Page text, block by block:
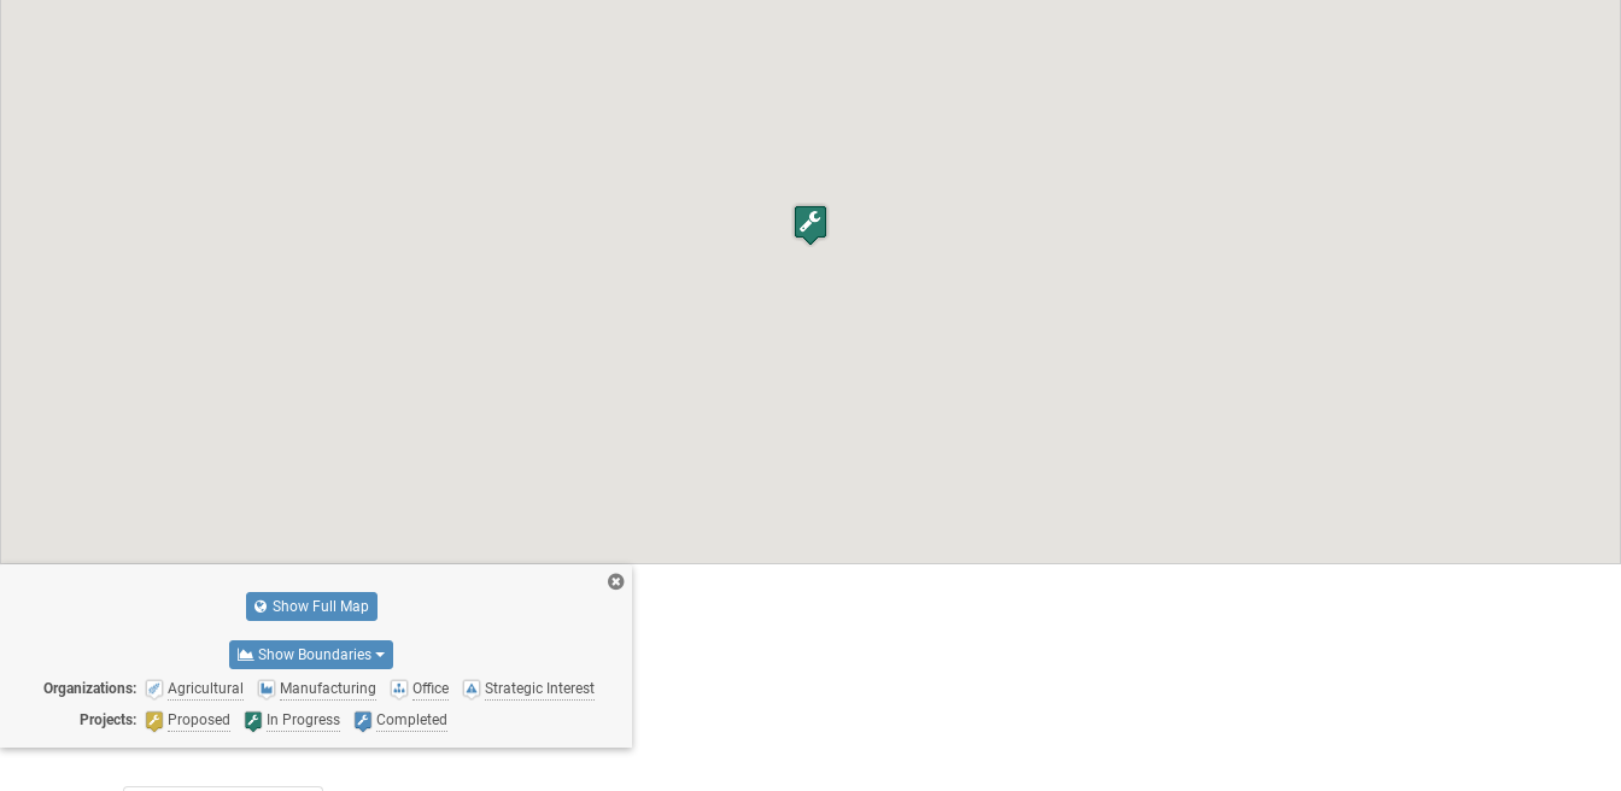
Show Full Map
Show Boundaries
Organizations: Agricultural Manufacturing Office
Strategic Interest
Projects:
Proposed In Progress Completed